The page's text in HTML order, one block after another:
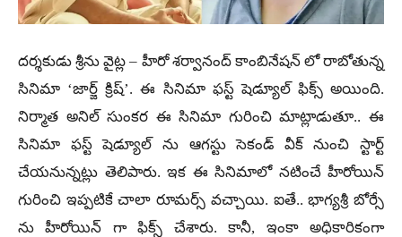
దర్శకుడు శ్రీను వైట్ల – హీరో శర్వానంద్ కాంబినేషన్ లో రాబోతున్న
సినిమా ‘జార్జ్ క్రిష్’. ఈ సినిమా ఫస్ట్ షెడ్యూల్ ఫిక్స్ అయింది.
నిర్మాత అనిల్ సుంకర ఈ సినిమా గురించి మాట్లాడుతూ.. ఈ
సినిమా ఫస్ట్ షెడ్యూల్ ను ఆగస్టు సెకండ్ వీక్ నుంచి స్టార్ట్
చేయనున్నట్లు తెలిపారు. ఇక ఈ సినిమాలో నటించే హీరోయిన్
గురించి ఇప్పటికే చాలా రూమర్స్ వచ్చాయి. ఐతే.. భాగ్యశ్రీ బోర్సే
ను హీరోయిన్‌ గా ఫిక్స్ చేశారు. కానీ, ఇంకా అధికారికంగా